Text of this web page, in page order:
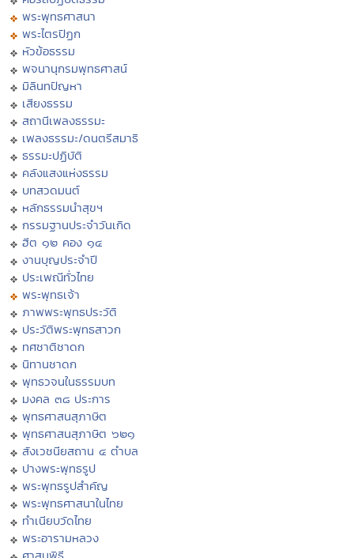
พระพุทธศาสนา
พระไตรปิฏก
หัวข้อธรรม
พจนานุกรมพุทธศาสน์
มิลินทปัญหา
เสียงธรรม
สถานีเพลงธรรมะ
เพลงธรรมะ/ดนตรีสมาธิ
ธรรมะปฏิบัติ
คลังแสงแห่งธรรม
บทสวดมนต์
หลักธรรมนำสุขฯ
กรรมฐานประจำวันเกิด
ฮีต ๑๒ คอง ๑๔
งานบุญประจำปี
ประเพณีทั่วไทย
พระพุทธเจ้า
ภาพพระพุทธประวัติ
ประวัติพระพุทธสาวก
ทศชาติชาดก
นิทานชาดก
พุทธวจนในธรรมบท
มงคล ๓๘ ประการ
พุทธศาสนสุภาษิต
พุทธศาสนสุภาษิต ๖๒๑
สังเวชนียสถาน ๔ ตำบล
ปางพระพุทธรูป
พระพุทธรูปสำคัญ
พระพุทธศาสนาในไทย
ทำเนียบวัดไทย
พระอารามหลวง